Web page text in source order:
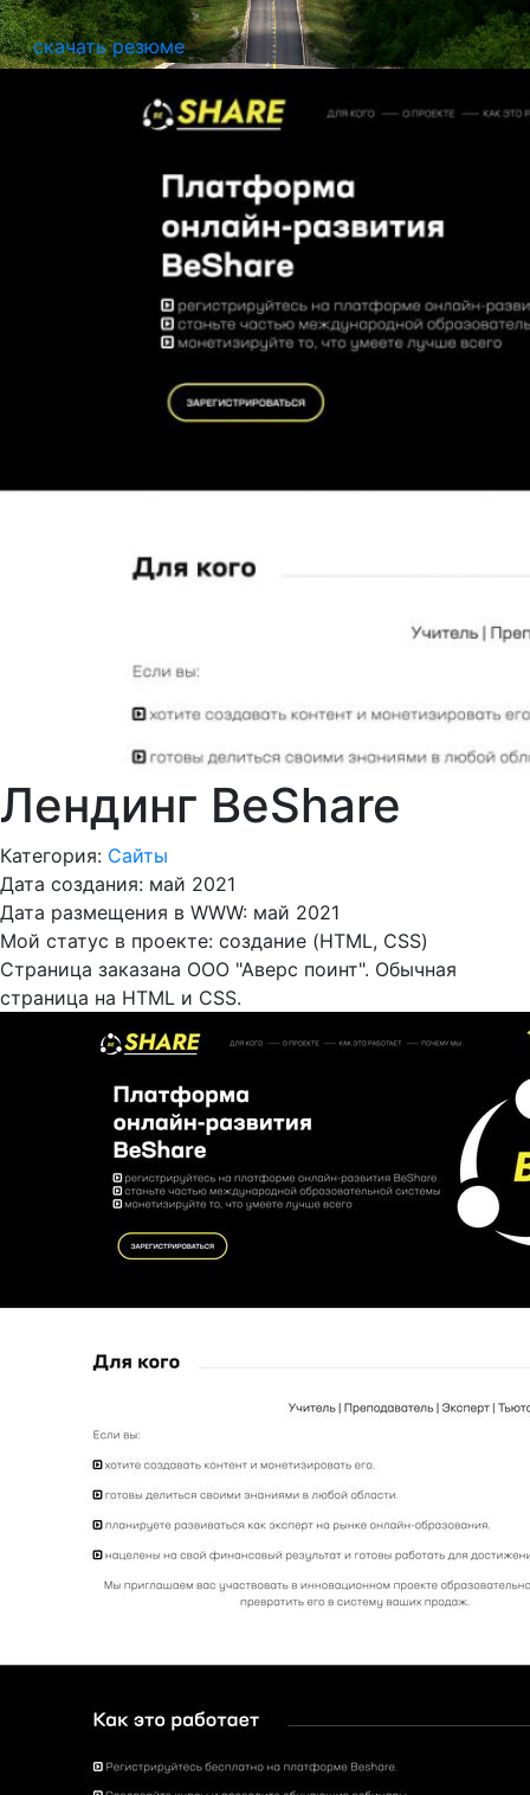
скачать резюме
Лендинг BeShare
Категория: Сайты
Дата создания: май 2021
Дата размещения в WWW: май 2021
Мой статус в проекте: создание (HTML, CSS)
Страница заказана ООО "Аверс поинт". Обычная
страница на HTML и CSS.